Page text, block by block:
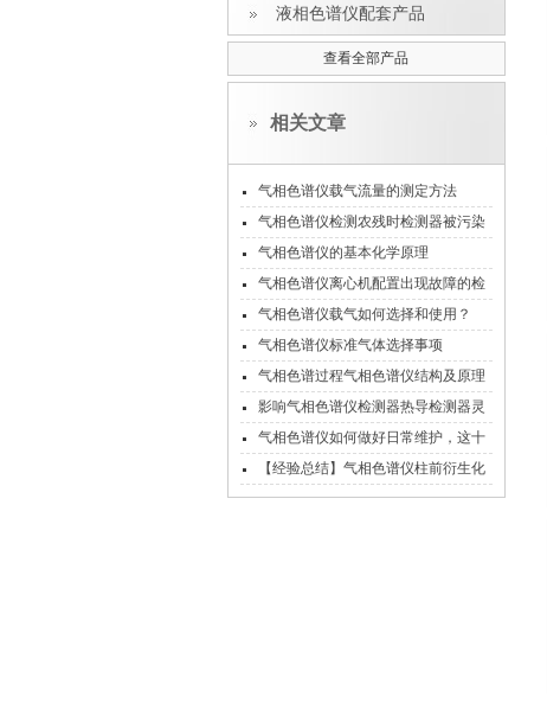
液相色谱仪配套产品
查看全部产品
相关文章
气相色谱仪载气流量的测定方法
气相色谱仪检测农残时检测器被污染
的处理方法
气相色谱仪的基本化学原理
气相色谱仪离心机配置出现故障的检
查措施
气相色谱仪载气如何选择和使用？
气相色谱仪标准气体选择事项
气相色谱过程气相色谱仪结构及原理
影响气相色谱仪检测器热导检测器灵
敏度的因素
气相色谱仪如何做好日常维护，这十
一个习惯很重要！
【经验总结】气相色谱仪柱前衍生化
的常见方法总汇